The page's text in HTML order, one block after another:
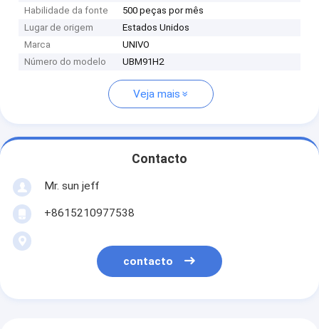
Habilidade da fonte
500 peças por mês
Lugar de origem
Estados Unidos
Marca
UNIVO
Número do modelo
UBM91H2
Veja mais
Contacto
Mr. sun jeff
+8615210977538
contacto